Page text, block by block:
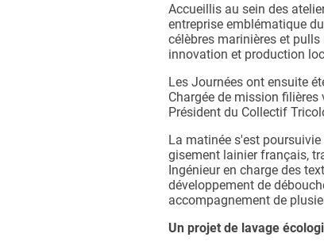
Accueillis au sein des
entreprise emblématique
célèbres marinières et
innovation et production
Les Journées ont ensuite
Chargée de mission
Président du Collectif
La matinée s'est
gisement lainier français,
Ingénieur en charge des
développement de
accompagnement de
Un projet de lavage